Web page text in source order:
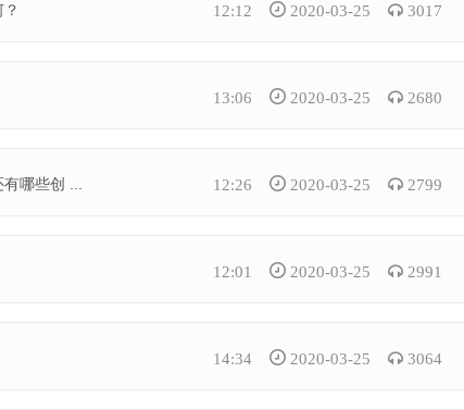
会有机会。上面我们说了几乎所有的ico项目都破发了，大量的垃圾
钱的。但是我们再提一遍老生常谈的话题，在股票市场这种要监管
老生常谈一样，投资有风险，入市需谨慎。
偏离。
12:12 2020-03-25 3017
13:06 2020-03-25 2680
12:26 2020-03-25 2799
哪些创 ...
12:01 2020-03-25 2991
14:34 2020-03-25 3064